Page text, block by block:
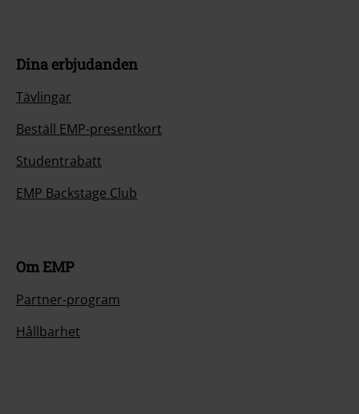
Dina erbjudanden
Tävlingar
Beställ EMP-presentkort
Studentrabatt
EMP Backstage Club
Om EMP
Partner-program
Hållbarhet